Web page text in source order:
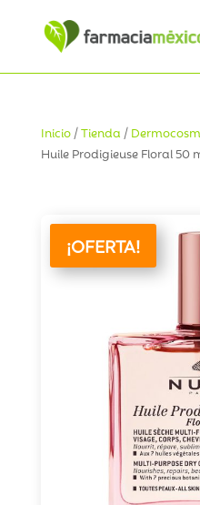
Inicio/Tienda /
Huile Prodigieuse Floral 50
¡OFERTA!